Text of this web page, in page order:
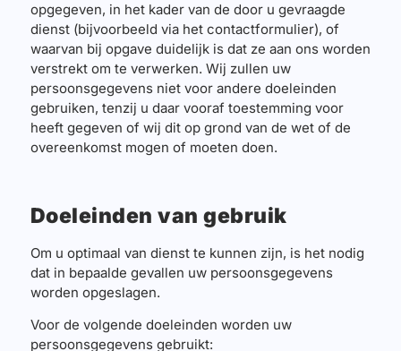
opgegeven, in het kader van de door u gevraagde
dienst (bijvoorbeeld via het contactformulier), of
waarvan bij opgave duidelijk is dat ze aan ons worden
verstrekt om te verwerken. Wij zullen uw
persoonsgegevens niet voor andere doeleinden
gebruiken, tenzij u daar vooraf toestemming voor
heeft gegeven of wij dit op grond van de wet of de
overeenkomst mogen of moeten doen.
Doeleinden van gebruik
Om u optimaal van dienst te kunnen zijn, is het nodig
dat in bepaalde gevallen uw persoonsgegevens
worden opgeslagen.
Voor de volgende doeleinden worden uw
persoonsgegevens gebruikt: